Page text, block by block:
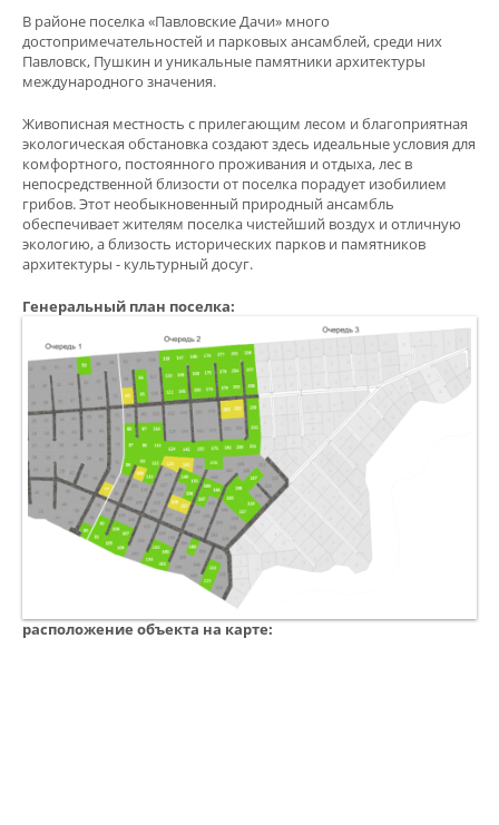
В районе поселка «Павловские Дачи» много
достопримечательностей и парковых ансамблей, среди них
Павловск, Пушкин и уникальные памятники архитектуры
международного значения.
Живописная местность с прилегающим лесом и благоприятная
экологическая обстановка создают здесь идеальные условия для
комфортного, постоянного проживания и отдыха, лес в
непосредственной близости от поселка порадует изобилием
грибов. Этот необыкновенный природный ансамбль
обеспечивает жителям поселка чистейший воздух и отличную
экологию, а близость исторических парков и памятников
архитектуры - культурный досуг.
Генеральный план поселка:
расположение объекта на карте: